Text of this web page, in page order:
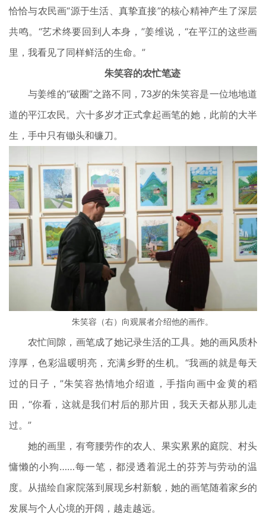
恰恰与农民画“源于生活、真挚直接”的核心精神产生了深层
共鸣。“艺术终要回到人本身，”姜维说，“在平江的这些画
里，我看见了同样鲜活的生命。”
朱笑容的农忙笔迹
与姜维的“破圈”之路不同，73岁的朱笑容是一位地地道
道的平江农民。六十多岁才正式拿起画笔的她，此前的大半
生，手中只有锄头和镰刀。
朱笑容（右）向观展者介绍他的画作。
农忙间隙，画笔成了她记录生活的工具。她的画风质朴
淳厚，色彩温暖明亮，充满乡野的生机。“我画的就是每天
过的日子，”朱笑容热情地介绍道，手指向画中金黄的稻
田，“你看，这就是我们村后的那片田，我天天都从那儿走
过。”
她的画里，有弯腰劳作的农人、果实累累的庭院、村头
慵懒的小狗……每一笔，都浸透着泥土的芬芳与劳动的温
度。从描绘自家院落到展现乡村新貌，她的画笔随着家乡的
发展与个人心境的开阔，越走越远。